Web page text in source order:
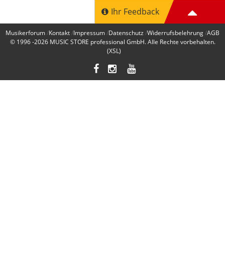
Ihr Feedback
Musikerforum Kontakt Impressum Datenschutz Widerrufsbelehrung AGB
© 1996 -2026 MUSIC STORE professional GmbH. Alle Rechte vorbehalten.
(XSL)